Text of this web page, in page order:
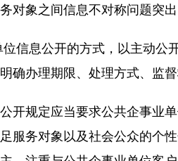
对象之间信息不对称问题突
信息公开的方式，以主动公
确办理期限、处理方式、监
开规定应当要求公共企事业
服务对象以及社会公众的个